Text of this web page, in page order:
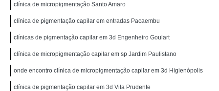
clínica de micropigmentação Santo Amaro
clínica de pigmentação capilar em entradas Pacaembu
clínicas de pigmentação capilar em 3d Engenheiro Goulart
clínica de micropigmentação capilar em sp Jardim Paulistano
onde encontro clínica de micropigmentação capilar em 3d Higienópolis
clínica de pigmentação capilar em 3d Vila Prudente